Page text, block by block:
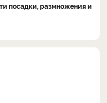
посадки, размножения и